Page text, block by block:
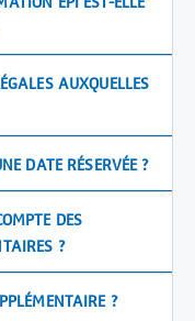
AUXQUELLES
DATE RÉSERVÉE ?
DES
?
?